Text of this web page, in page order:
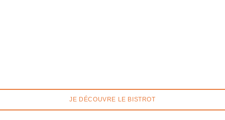
JE DÉCOUVRE LE BISTROT